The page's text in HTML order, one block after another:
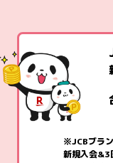
※JCBブラ
新規入会&3